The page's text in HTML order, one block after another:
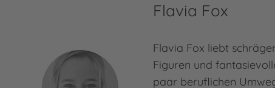
Flavia Fox
Flavia Fox liebt
Figuren und
paar beruflichen